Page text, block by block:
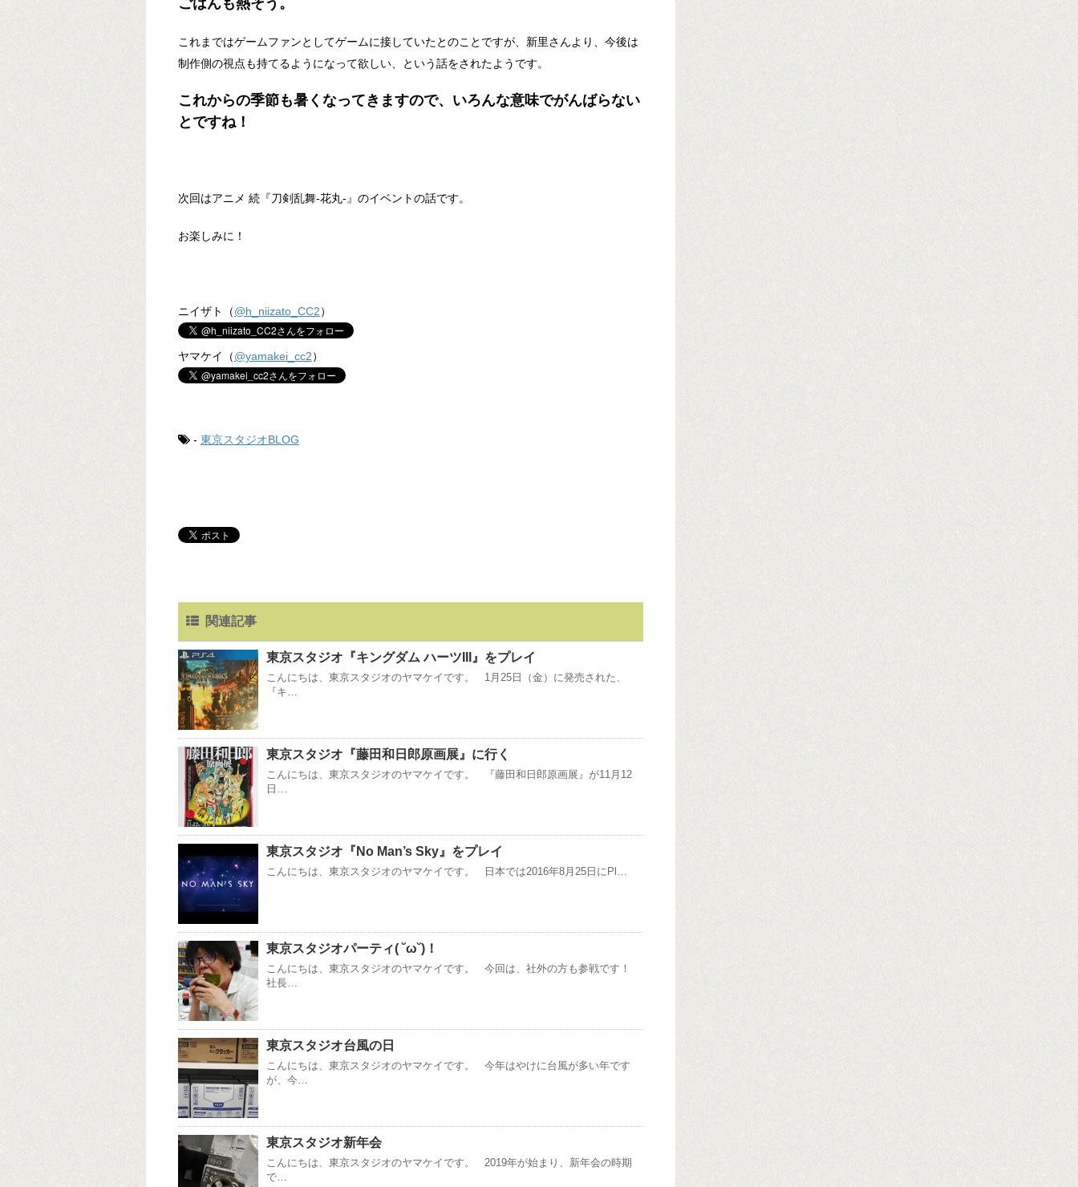
ごはんも熱そう。
これまではゲームファンとしてゲームに接していたとのことですが、新里さんより、今後は
制作側の視点も持てるようになって欲しい、という話をされたようです。
これからの季節も暑くなってきますので、いろんな意味でがんばらない
とですね！
次回はアニメ 続『刀剣乱舞-花丸-』のイベントの話です。
お楽しみに！
ニイザト（@h_niizato_CC2）
ヤマケイ（@yamakei_cc2）
- 東京スタジオBLOG
関連記事
東京スタジオ『キングダム ハーツIII』をプレイ
こんにちは、東京スタジオのヤマケイです。 1月25日（金）に発売された、
『キ…
東京スタジオ『藤田和日郎原画展』に行く
こんにちは、東京スタジオのヤマケイです。 『藤田和日郎原画展』が11月12
日…
東京スタジオ『No Man’s Sky』をプレイ
こんにちは、東京スタジオのヤマケイです。 日本では2016年8月25日にPl…
東京スタジオパーティ( ˘ω˘)！
こんにちは、東京スタジオのヤマケイです。 今回は、社外の方も参戦です！
社長…
東京スタジオ台風の日
こんにちは、東京スタジオのヤマケイです。 今年はやけに台風が多い年です
が、今…
東京スタジオ新年会
こんにちは、東京スタジオのヤマケイです。 2019年が始まり、新年会の時期
で…